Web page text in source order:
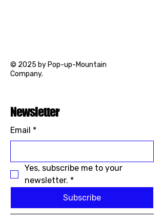
© 2025 by Pop-up-Mountain
Company.
Newsletter
Email *
Yes, subscribe me to your
newsletter. *
Subscribe